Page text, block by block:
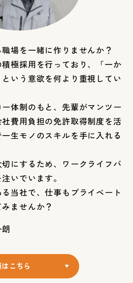
場を一緒に作りませんか？
極採用を行っており、「一か
いう意欲を何より重視してい
体制のもと、先輩がマンツー
費用負担の免許取得制度を活
生モノのスキルを手に入れる
にするため、ワークライフバ
いでいます。
当社で、仕事もプライベート
ませんか？
こちら